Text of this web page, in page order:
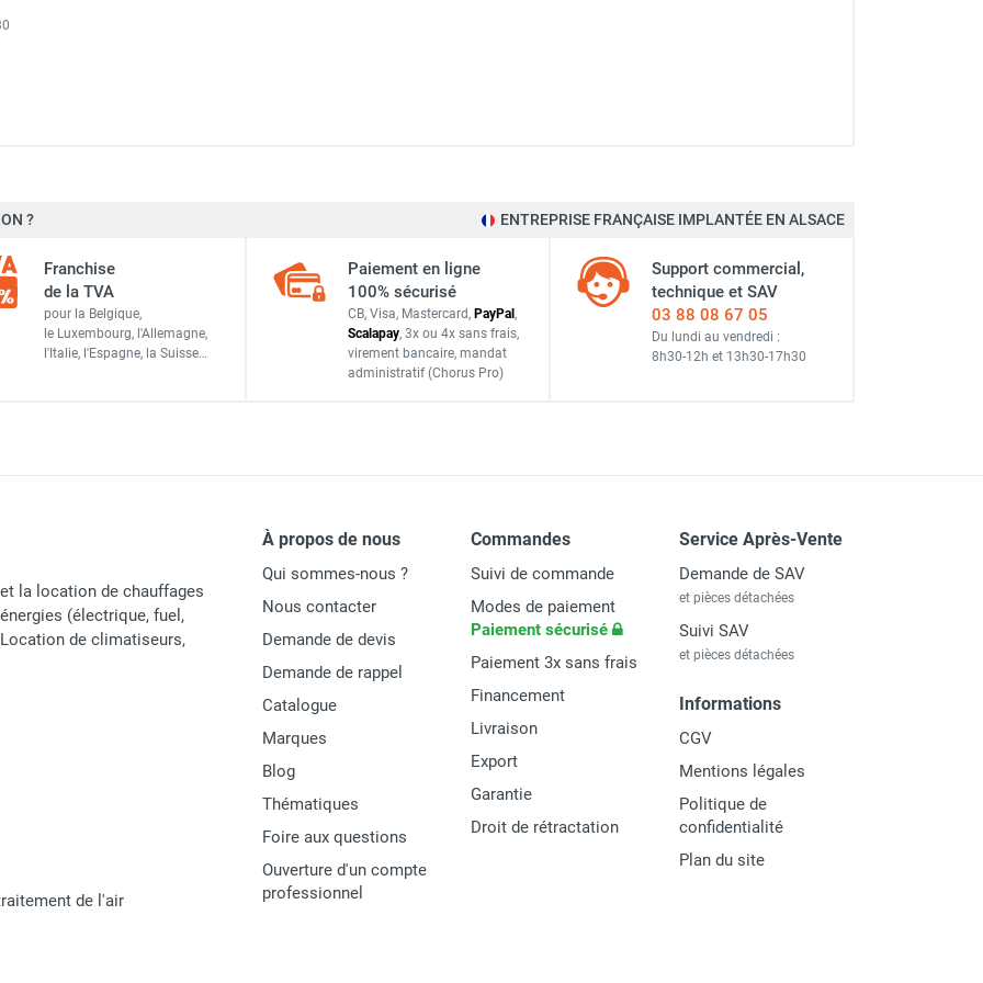
600 m³/h
1,0 A
2,5 l/h
119 x 48 x 60 cm
Directe au Fioul TA 22 - THERMOBILE
? ENTREPRISE FRANÇAISE IMPLANTÉE EN ALSACE
Franchise
de la TVA
pour la Belgique,
le Luxembourg, l'Allemagne,
l'Italie, l'Espagne, la Suisse…
Paiement en ligne
100% sécurisé
CB, Visa, Mastercard, PayPal ,
Scalapay, 3x ou 4x sans frais,
virement bancaire, mandat
administratif (Chorus Pro)
Support commercial,
technique et SAV
03 88 08 67 05
Du lundi au vendredi :
8h30-12h et 13h30-17h30
la location de chauffages
(électrique, fuel,
de climatiseurs,
de l'air
À propos de nous
Qui sommes-nous ?
Nous contacter
Demande de devis
Demande de rappel
Catalogue
Marques
Blog
Thématiques
Foire aux questions
Ouverture d'un compte
professionnel
Commandes
Suivi de commande
Modes de paiement
Paiement sécurisé
Paiement 3x sans frais
Financement
Livraison
Export
Garantie
Droit de rétractation
Service Après-Vente
Demande de SAV
et pièces détachées
Suivi SAV
et pièces détachées
Informations
CGV
Mentions légales
Politique de
confidentialité
Plan du site